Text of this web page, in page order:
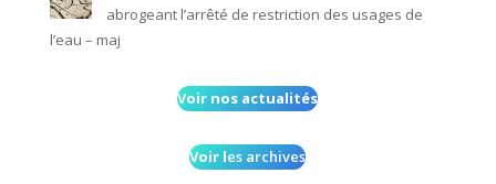
abrogeant l’arrêté de restriction des usages de
l’eau – maj
Voir nos actualités
Voir les archives